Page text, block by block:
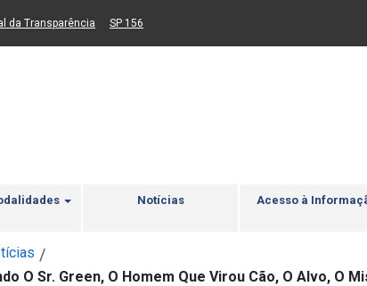
Ir para busca Ir para rodapé
um novo sítio)
da Transparência (Link para um novo sítio)
SP 156
Notícias Acesso à
/
O Sr. Green, O Homem Que Virou Cão, O Alvo, O